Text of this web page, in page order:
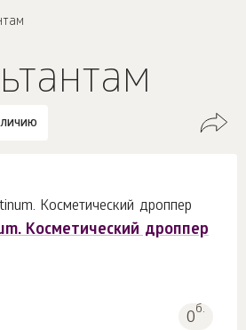
Косметический дроппер
0б.